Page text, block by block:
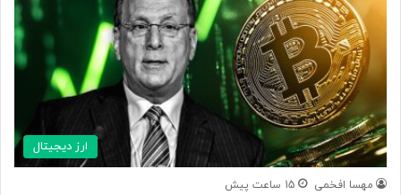
ارز دیجیتال
مهسا افخمی 15 ساعت پیش